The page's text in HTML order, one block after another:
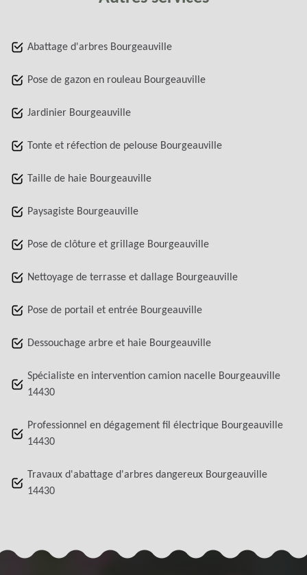
Abattage d'arbres Bourgeauville
Pose de gazon en rouleau Bourgeauville
Jardinier Bourgeauville
Tonte et réfection de pelouse Bourgeauville
Taille de haie Bourgeauville
Paysagiste Bourgeauville
Pose de clôture et grillage Bourgeauville
Nettoyage de terrasse et dallage Bourgeauville
Pose de portail et entrée Bourgeauville
Dessouchage arbre et haie Bourgeauville
Spécialiste en intervention camion nacelle Bourgeauville
14430
Professionnel en dégagement fil électrique Bourgeauville
14430
Travaux d'abattage d'arbres dangereux Bourgeauville
14430